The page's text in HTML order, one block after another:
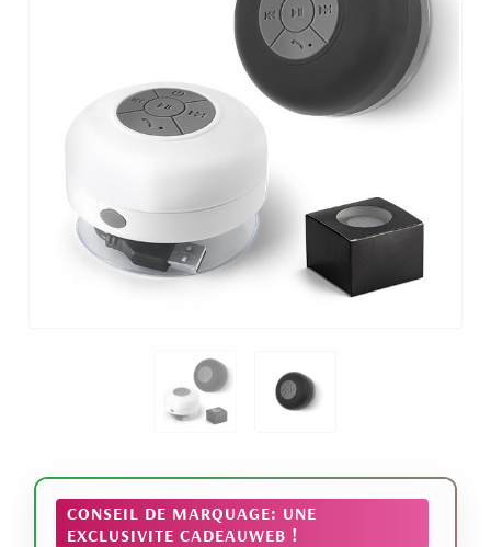
CONSEIL DE MARQUAGE: UNE
EXCLUSIVITE CADEAUWEB !